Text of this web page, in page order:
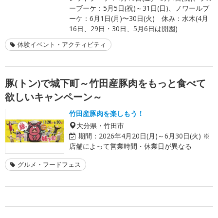
ーブーケ：5月5日(祝)～31日(日)、ノワールブ
ーケ：6月1日(月)〜30日(火) 休み：水木(4月
16日、29日・30日、5月6日は開園)
体験イベント・アクティビティ
豚(トン)で城下町～竹田産豚肉をもっと食べて
欲しいキャンペーン～
竹田産豚肉を楽しもう！
大分県・竹田市
期間： 2026年4月20日(月)～6月30日(火) ※
店舗によって営業時間・休業日が異なる
グルメ・フードフェス